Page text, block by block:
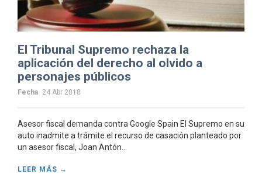
El Tribunal Supremo rechaza la
aplicación del derecho al olvido a
personajes públicos
Fecha 24 Abr 2018
Asesor fiscal demanda contra Google Spain El Supremo en su
auto inadmite a trámite el recurso de casación planteado por
un asesor fiscal, Joan Antón...
LEER MÁS →